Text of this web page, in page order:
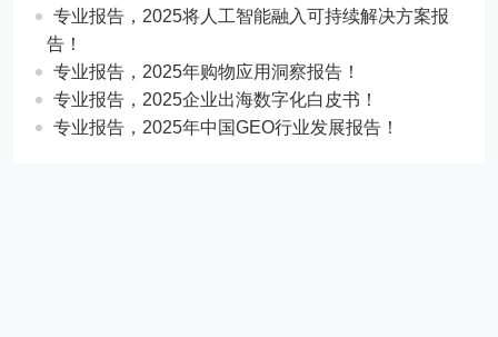
​​专业报告，2025将人工智能融入可持续解决方案报
告！
专业报告，2025年购物应用洞察报告！
专业报告，2025企业出海数字化白皮书！
专业报告，2025年中国GEO行业发展报告！